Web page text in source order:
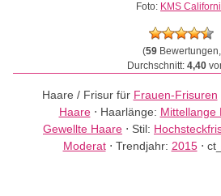
Foto: KMS
(59Bewertungen,
Durchschnitt: 4,40
Haare / Frisur für Frauen-Frisuren
Haare⋅ Haarlänge: Mittellange
Gewellte Haare ⋅ Stil:
Moderat⋅ Trendjahr: 2015⋅